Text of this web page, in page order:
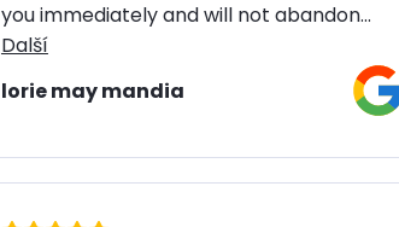
you immediately and will not abandon...
Další
lorie may mandia